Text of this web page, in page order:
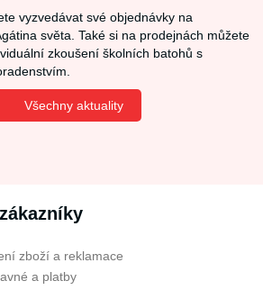
vyzvedávat své objednávky na
světa. Také si na prodejnách můžete
zkoušení školních batohů s
Všechny aktuality
zboží a reklamace
a platby